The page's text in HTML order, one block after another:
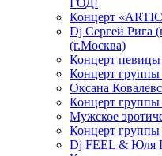
ГОД!
Концерт
Dj Сергей Рига
(г.Москва)
Концерт
Концерт
Оксана
Концерт группы
Мужское
Концерт
Dj FEEL & Юля